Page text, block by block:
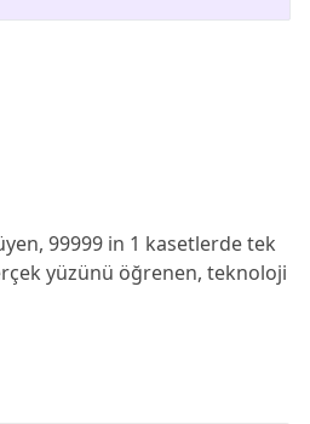
99999 in 1 kasetlerde tek
yüzünü öğrenen, teknoloji